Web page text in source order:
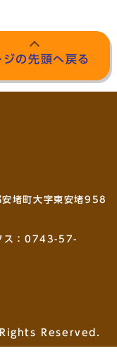
ジの先頭へ戻る
堵町大字東安堵958
ス：0743-57-
Reserved.